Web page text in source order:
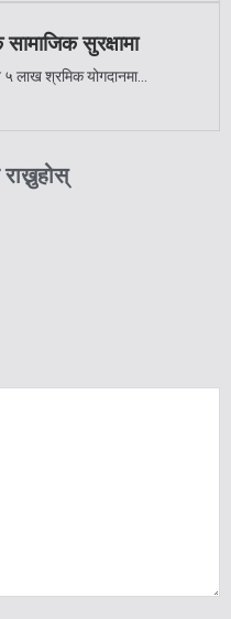
सुरक्षामा
५ लाख श्रमिक योगदानमा...